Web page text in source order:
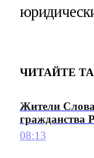
ЧИТАЙТЕ
Жители
гражданства
08:13